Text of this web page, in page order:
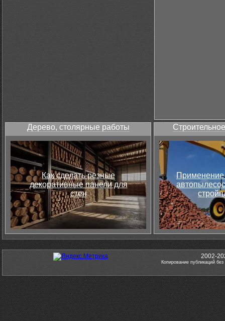
Дерево, столярные работы
Как сделать резные
декоративные панели для
стен
Применение
2002-
Копирование публикаций